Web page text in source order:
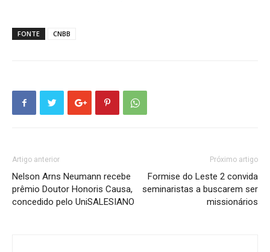
FONTE CNBB
Artigo anterior
Nelson Arns Neumann recebe
prêmio Doutor Honoris Causa,
concedido pelo UniSALESIANO
Próximo artigo
Formise do Leste 2 convida
seminaristas a buscarem ser
missionários